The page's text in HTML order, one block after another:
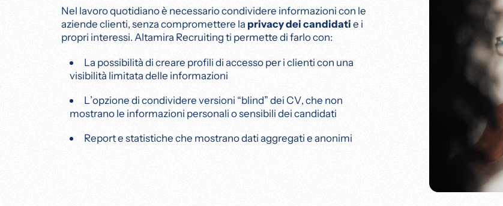
Nel lavoro quotidiano è necessario condividere informazioni con le
aziende clienti, senza compromettere la privacy dei candidatie i
propri interessi. Altamira Recruiting ti permette di farlo con:
La possibilità di creare profili di accesso per i clienti con una
visibilità limitata delle informazioni
L’opzione di condividere versioni “blind” dei CV, che non
mostrano le informazioni personali o sensibili dei candidati
Report e statistiche che mostrano dati aggregati e anonimi